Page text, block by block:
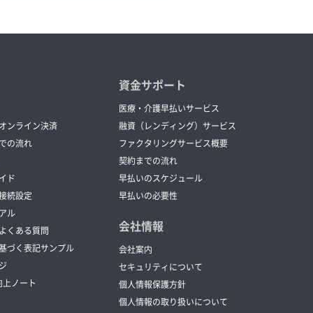
ンライン決済
の流れ
ド
続設定
ル
くある質問
づく表記サンプル
ノート
資金サポート
医療・介護早払いサービス
融資（レンディング）サービス
ファクタリングサービス概要
契約までの流れ
早払いのスケジュール
早払いの必要性
会社情報
会社案内
セキュリティについて
個人情報保護方針
個人情報の取り扱いについて